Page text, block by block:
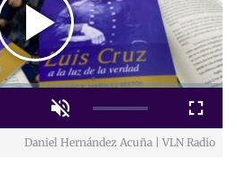
Play
Video
Unmute Fullscreen
Daniel Hernández Acuña | VLN Radio